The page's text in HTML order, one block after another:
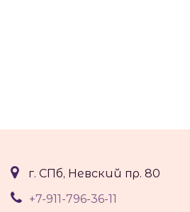
г. СПб, Невский пр. 80
+7-911-796-36-11